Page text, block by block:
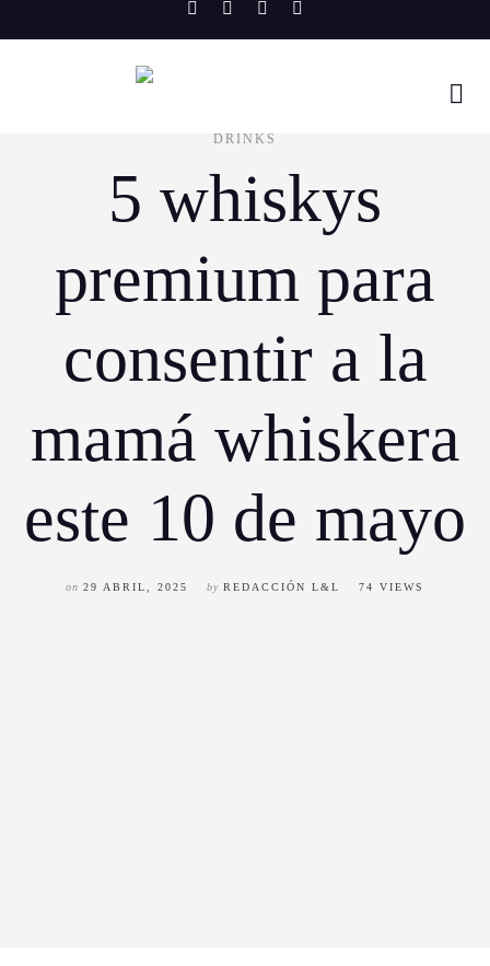
to
DRINKS
5 whiskys
premium para
consentir a la
mamá whiskera
este 10 de mayo
on 29 ABRIL, 2025 by REDACCIÓN L&L 74 VIEWS